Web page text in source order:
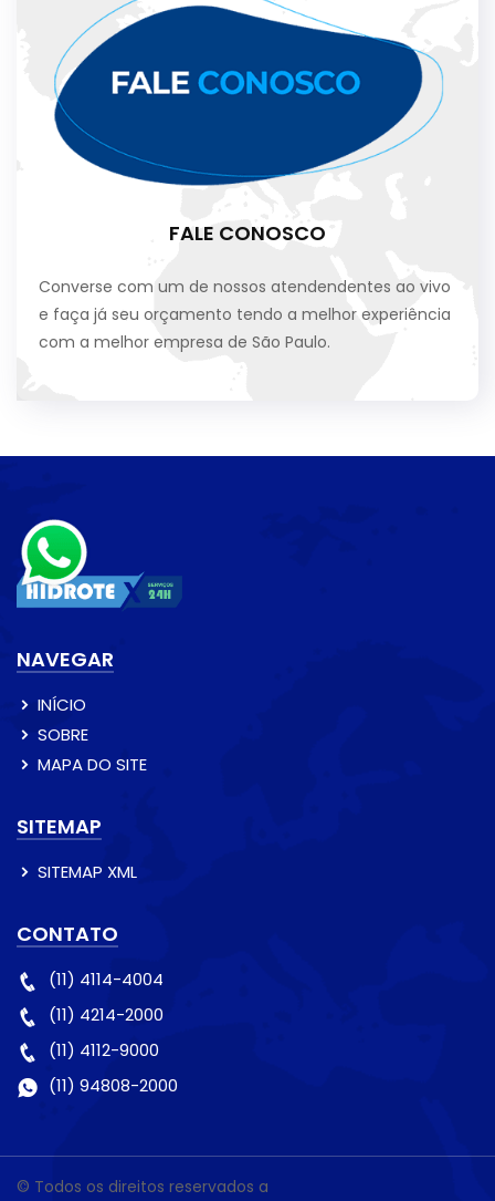
FALE CONOSCO
Converse com um de nossos atendendentes ao vivo
e faça já seu orçamento tendo a melhor experiência
com a melhor empresa de São Paulo.
NAVEGAR
INÍCIO
SOBRE
MAPA DO SITE
SITEMAP
SITEMAP XML
CONTATO
(11) 4114-4004
(11) 4214-2000
(11) 4112-9000
(11) 94808-2000
© Todos os direitos reservados a